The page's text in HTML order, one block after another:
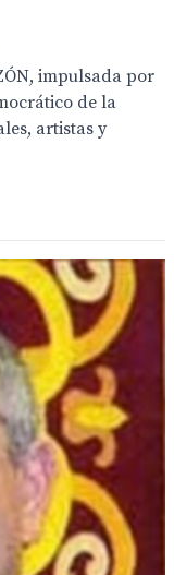
impulsada por
de la
artistas y